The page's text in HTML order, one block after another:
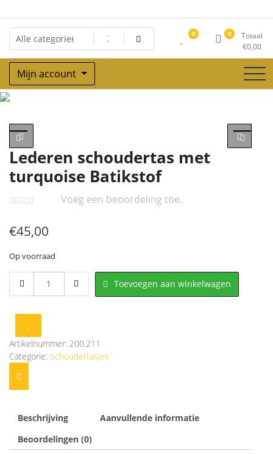
naar
de
inhoud
0 0
Totaal
€0,00
Mijn account
Lederen schoudertas met
turquoise Batikstof
Voeg een beoordeling toe.
€45,00
Op voorraad
schoudertas
turquoise
aantal
Toevoegen aan winkelwagen
Artikelnummer: 200.211
Categorie: Schoudertasjes
Beschrijving
Aanvullende informatie
Beoordelingen (0)